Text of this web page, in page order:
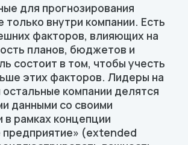
для прогнозирования
внутри компании. Есть
факторов, влияющих на
планов, бюджетов и
состоит в том, чтобы учесть
этих факторов. Лидеры на
компании делятся
данными со своими
в рамках концепции
(extended